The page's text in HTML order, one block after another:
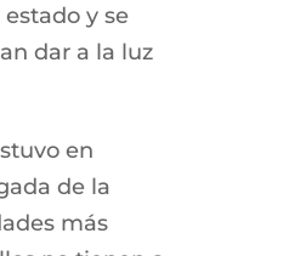
y se
dar a la luz
en
de la
más